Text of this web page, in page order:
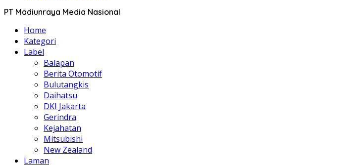
PT Madiunraya Media Nasional
Home
Kategori
Label
Balapan
Berita Otomotif
Bulutangkis
Daihatsu
DKI Jakarta
Gerindra
Kejahatan
Mitsubishi
New Zealand
Laman